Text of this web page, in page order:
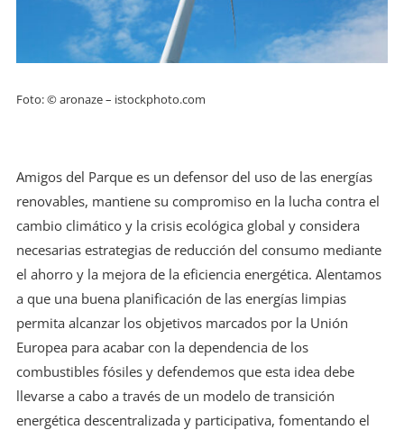
Foto: © aronaze – istockphoto.com
Amigos del Parque es un defensor del uso de las energías
renovables, mantiene su compromiso en la lucha contra el
cambio climático y la crisis ecológica global y considera
necesarias estrategias de reducción del consumo mediante
el ahorro y la mejora de la eficiencia energética. Alentamos
a que una buena planificación de las energías limpias
permita alcanzar los objetivos marcados por la Unión
Europea para acabar con la dependencia de los
combustibles fósiles y defendemos que esta idea debe
llevarse a cabo a través de un modelo de transición
energética descentralizada y participativa, fomentando el